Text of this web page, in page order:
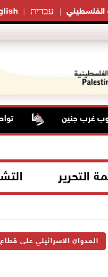
עברית الفلسطيني
غرب جنين
التحرير
العدوان الاسرائيلي على